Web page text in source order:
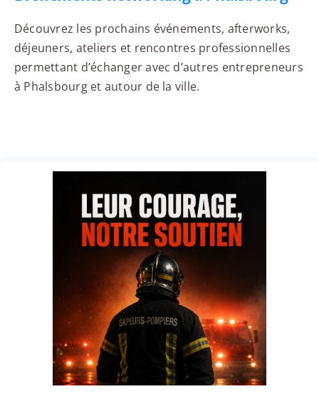
Découvrez les prochains événements, afterworks,
déjeuners, ateliers et rencontres professionnelles
permettant d’échanger avec d’autres entrepreneurs
à Phalsbourg et autour de la ville.